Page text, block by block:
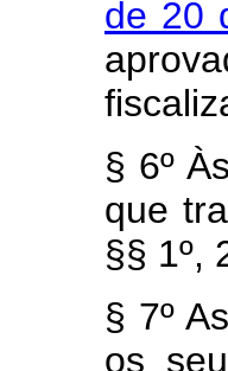
de 20
§ 6º
que
§§ 1º,
§ 7º
os